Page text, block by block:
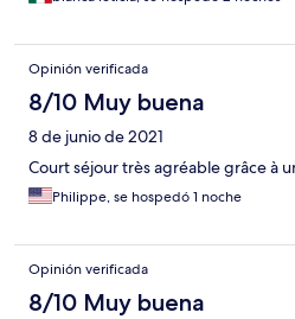
Opinión verificada
8/10 Muy buena
8 de junio de 2021
Court séjour très agréable grâce à
Philippe, se hospedó 1 noche
Opinión verificada
8/10 Muy buena